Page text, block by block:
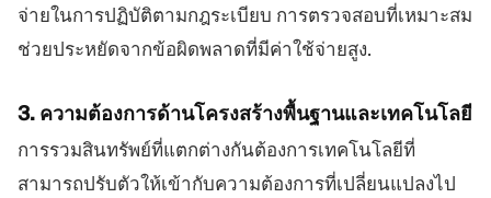
จ่ายในการปฏิบัติตามกฎระเบียบ การตรวจสอบที่เหมาะสม
ช่วยประหยัดจากข้อผิดพลาดที่มีค่าใช้จ่ายสูง.
3. ความต้องการด้านโครงสร้างพื้นฐานและเทคโนโลยี
การรวมสินทรัพย์ที่แตกต่างกันต้องการเทคโนโลยีที่
สามารถปรับตัวให้เข้ากับความต้องการที่เปลี่ยนแปลงไป